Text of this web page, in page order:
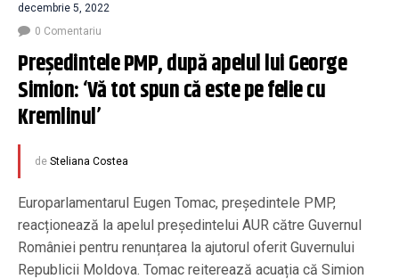
decembrie 5, 2022
0 Comentariu
Președintele PMP, după apelul lui George
Simion: ‘Vă tot spun că este pe felie cu
Kremlinul’
de Steliana Costea
Europarlamentarul Eugen Tomac, președintele PMP,
reacționează la apelul președintelui AUR către Guvernul
României pentru renunțarea la ajutorul oferit Guvernului
Republicii Moldova. Tomac reiterează acuația că Simion